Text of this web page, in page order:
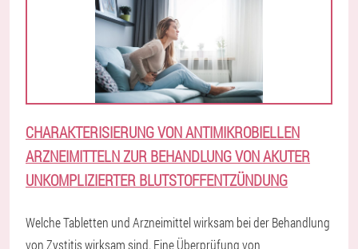
CHARAKTERISIERUNG VON ANTIMIKROBIELLEN
ARZNEIMITTELN ZUR BEHANDLUNG VON AKUTER
UNKOMPLIZIERTER BLUTSTOFFENTZÜNDUNG
Welche Tabletten und Arzneimittel wirksam bei der Behandlung
von Zystitis wirksam sind. Eine Überprüfung von